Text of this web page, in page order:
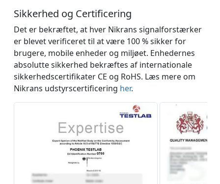
Sikkerhed og Сertificering
Det er bekræftet, at hver Nikrans signalforstærker
er blevet verificeret til at være 100 % sikker for
brugere, mobile enheder og miljøet. Enhedernes
absolutte sikkerhed bekræftes af internationale
sikkerhedscertifikater CE og RoHS. Læs mere om
Nikrans udstyrscertificering her.